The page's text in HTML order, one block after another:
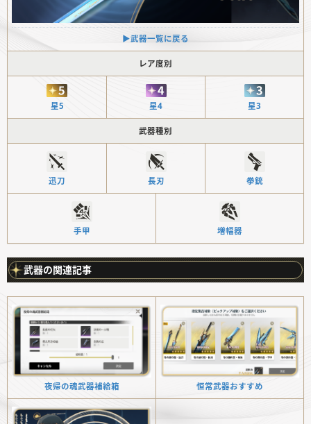
▶︎武器一覧に戻る
レア度別
星5 星4 星3
武器種別
迅刀 長刃 拳銃
手甲 増幅器
武器の関連記事
夜帰の魂武器補給箱 恒常武器おすすめ